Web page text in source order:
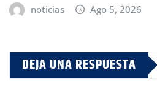
noticias Ago 5, 2026
DEJA UNA RESPUESTA